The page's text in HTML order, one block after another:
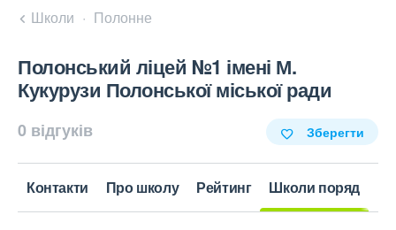
Школи Полонне
Полонський ліцей №1 імені М.
Кукурузи Полонської міської ради
0 відгуків Зберегти
Контакти Про школу Рейтинг Школи поряд